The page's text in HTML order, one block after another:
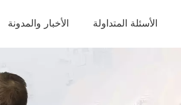
الأخبار والمدونة الأسئلة المتداولة